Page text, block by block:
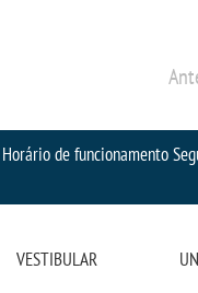
WEBMAIL
Horário de funcionamento
VESTIBULAR